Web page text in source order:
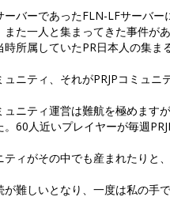
ーバーであったFLN-LFサーバ
また一人と集まってきた事件が
時所属していたPR日本人の集
ニティ、それがPRJPコミュニ
ニティ運営は難航を極めます
60人近いプレイヤーが毎週
ィがその中でも産まれたりと
難しいとなり、一度は私の手